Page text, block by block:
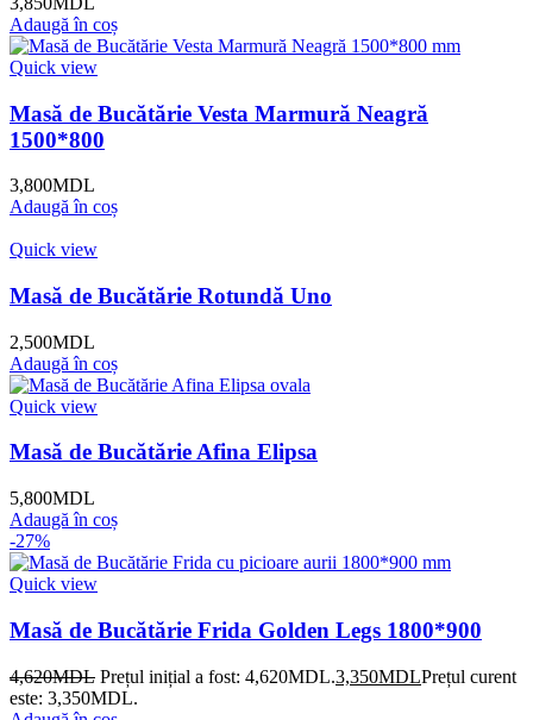
Adaugă în coș
Quick view
Masă de Bucătărie Vesta Marmură Neagră
1500*800
3,800MDL
Adaugă în coș
Quick view
Masă de Bucătărie Rotundă Uno
2,500MDL
Adaugă în coș
Quick view
Masă de Bucătărie Afina Elipsa
5,800MDL
Adaugă în coș
-27%
Quick view
Masă de Bucătărie Frida Golden Legs 1800*900
4,620MDL Prețul inițial a fost: 4,620MDL.3,350MDLPrețul curent
este: 3,350MDL.